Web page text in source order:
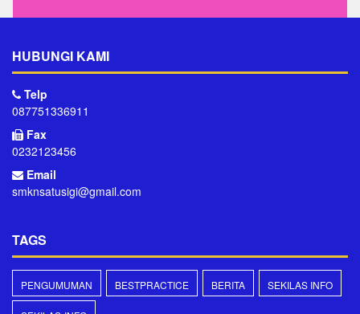
HUBUNGI KAMI
Telp
087751336911
Fax
0232123456
Email
smknsatusigi@gmail.com
TAGS
PENGUMUMAN BESTPRACTICE BERITA SEKILAS INFO